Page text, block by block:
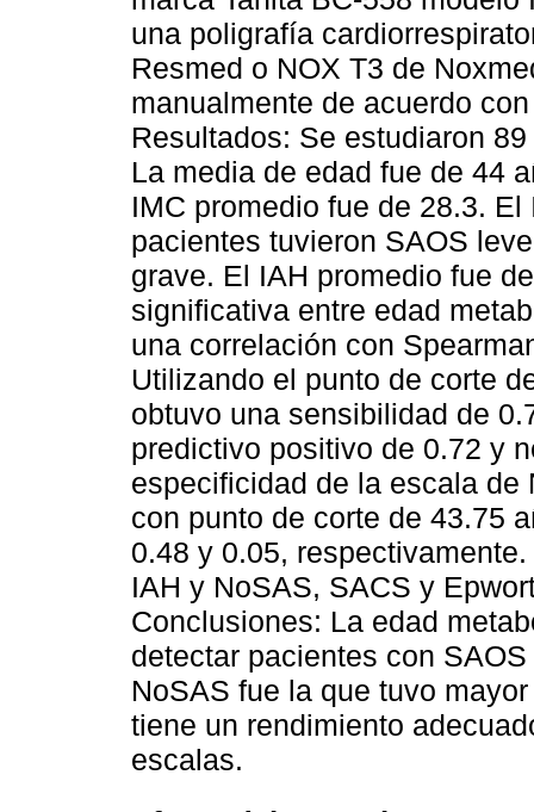
una poligrafía
Resmed o NOX T3 de
manualmente de acuerdo
Resultados: Se estudiaron
La media de edad fue de 44
IMC promedio fue de 28.3.
pacientes tuvieron SAOS
grave. El IAH promedio fue
significativa entre edad
una correlación con
Utilizando el punto de corte
obtuvo una sensibilidad de
predictivo positivo de 0.72 y
especificidad de la escala de
con punto de corte de 43.75
0.48 y 0.05,
IAH y NoSAS, SACS y
Conclusiones: La edad
detectar pacientes con
NoSAS fue la que tuvo
tiene un rendimiento
escalas.